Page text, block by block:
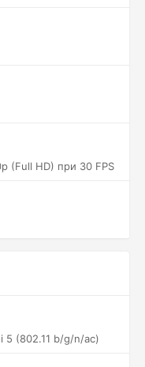
(Full HD) при 30 FPS
5 (802.11 b/g/n/ac)